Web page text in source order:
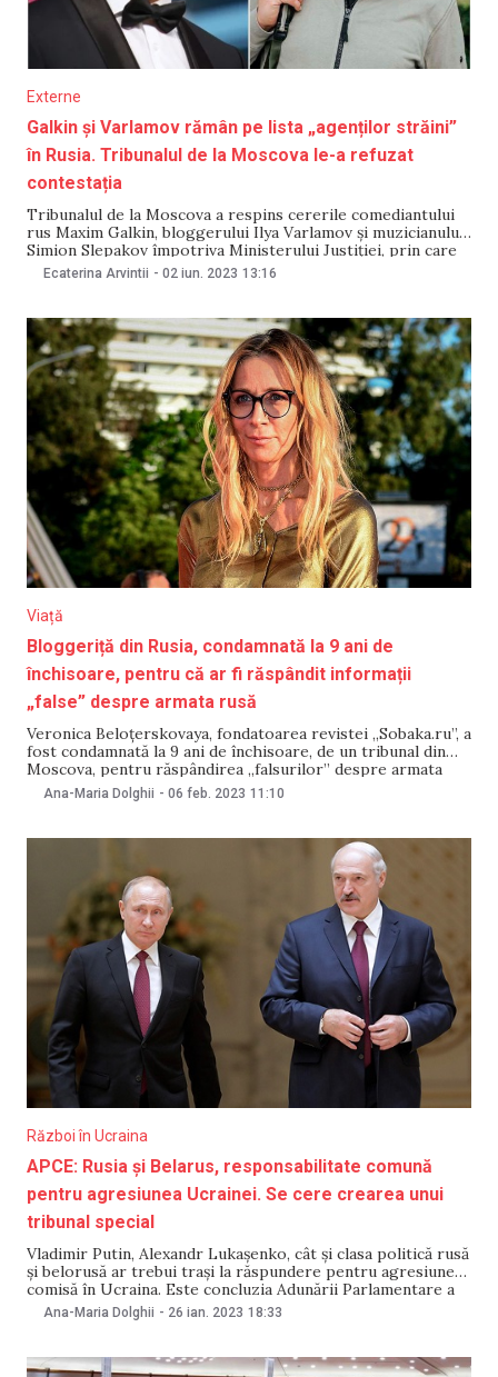
Externe
Galkin și Varlamov rămân pe lista „agenților străini”
în Rusia. Tribunalul de la Moscova le-a refuzat
contestația
Tribunalul de la Moscova a respins cererile comediantului
rus Maxim Galkin, bloggerului Ilya Varlamov și muzicianului
Simion Slepakov împotriva Ministerului Justiției, prin care
au cerut excluderea din registrul „agenților străini”,
„agent străin” i-ar
Ecaterina Arvintii - 02 iun. 2023 13:16
Viață
Bloggeriță din Rusia, condamnată la 9 ani de
închisoare, pentru că ar fi răspândit informații
„false” despre armata rusă
Veronica Beloțerskovaya, fondatoarea revistei „Sobaka.ru”, a
fost condamnată la 9 ani de închisoare, de un tribunal din
Moscova, pentru răspândirea „falsurilor” despre armata
rusă, transmite tvrain. Ancheta a acuzat-o pe
Beloțerkovskaya că, între martie și aprilie 2022, prin
răspândit „informații
Ana-Maria Dolghii - 06 feb. 2023 11:10
Război în Ucraina
APCE: Rusia și Belarus, responsabilitate comună
pentru agresiunea Ucrainei. Se cere crearea unui
tribunal special
Vladimir Putin, Alexandr Lukașenko, cât și clasa politică rusă
și belorusă ar trebui trași la răspundere pentru agresiunea
comisă în Ucraina. Este concluzia Adunării Parlamentare a
Consiliului Europei (APCE), care a adoptat, pe 26 ianuarie, o
rezoluție prin care recomandă crearea unui tribunal special
Ana-Maria Dolghii - 26 ian. 2023 18:33